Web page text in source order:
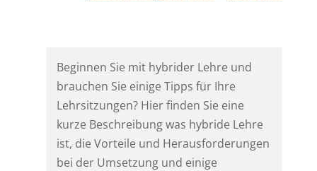
Beginnen Sie mit hybrider Lehre und
brauchen Sie einige Tipps für Ihre
Lehrsitzungen? Hier finden Sie eine
kurze Beschreibung was hybride Lehre
ist, die Vorteile und Herausforderungen
bei der Umsetzung und einige